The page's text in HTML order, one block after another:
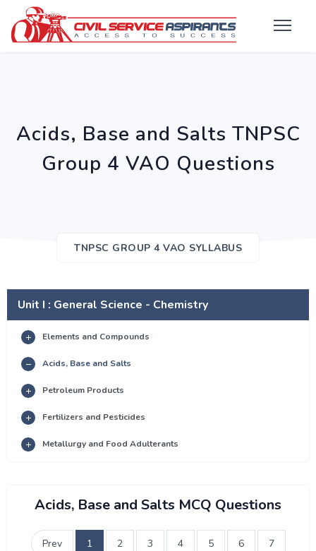
Acids, Base and Salts TNPSC
Group 4 VAO Questions
TNPSC GROUP 4 VAO SYLLABUS
Unit I : General Science - Chemistry
Elements and Compounds
Acids, Base and Salts
Petroleum Products
Fertilizers and Pesticides
Metallurgy and Food Adulterants
Acids, Base and Salts MCQ Questions
Prev 1 2 3 4 5 6 7